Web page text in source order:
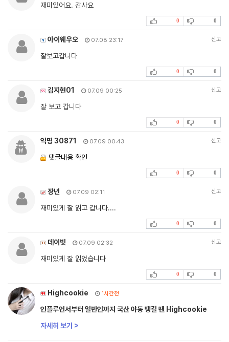
재미있어요. 감사요
0 0
아이웨우오 07.08 23:17 신고
잘보고갑니다
0 0
김지현01 07.09 00:25 신고
잘 보고 갑니다
0 0
익명 30871 07.09 00:43 신고
댓글내용 확인
0 0
장년 07.09 02:11 신고
재미있게 잘 읽고 갑니다....
0 0
데이빗 07.09 02:32 신고
재미있게 잘 읽었습니다
0 0
Highcookie 1시간전
인플루언서부터 일반인까지 국산 야동 땡길 땐 Highcookie
자세히 보기 >